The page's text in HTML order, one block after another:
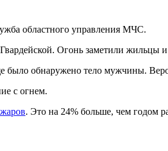
областного управления МЧС.
Огонь заметили
обнаружено тело мужчины.
с огнем.
. Это на 24% больше, чем годом